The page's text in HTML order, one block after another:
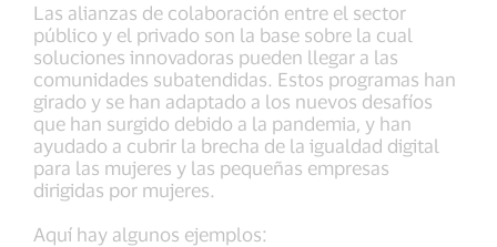
Las alianzas de colaboración entre el sector
público y el privado son la base sobre la cual
soluciones innovadoras pueden llegar a las
comunidades subatendidas. Estos programas han
girado y se han adaptado a los nuevos desafíos
que han surgido debido a la pandemia, y han
ayudado a cubrir la brecha de la igualdad digital
para las mujeres y las pequeñas empresas
dirigidas por mujeres.
Aquí hay algunos ejemplos: